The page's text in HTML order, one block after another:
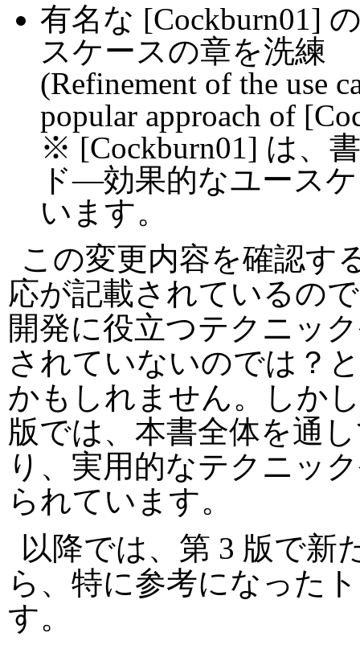
有名な [Cockburn01]
スケースの章を洗練
(Refinement of the use
popular approach of
※ [Cockburn01] は、
ド―効果的なユース
います。
この変更内容を確認す
応が記載されているの
開発に役立つテクニッ
されていないのでは？
かもしれません。しか
版では、本書全体を通
り、実用的なテクニッ
られています。
以降では、第 3 版で新
ら、特に参考になった
す。